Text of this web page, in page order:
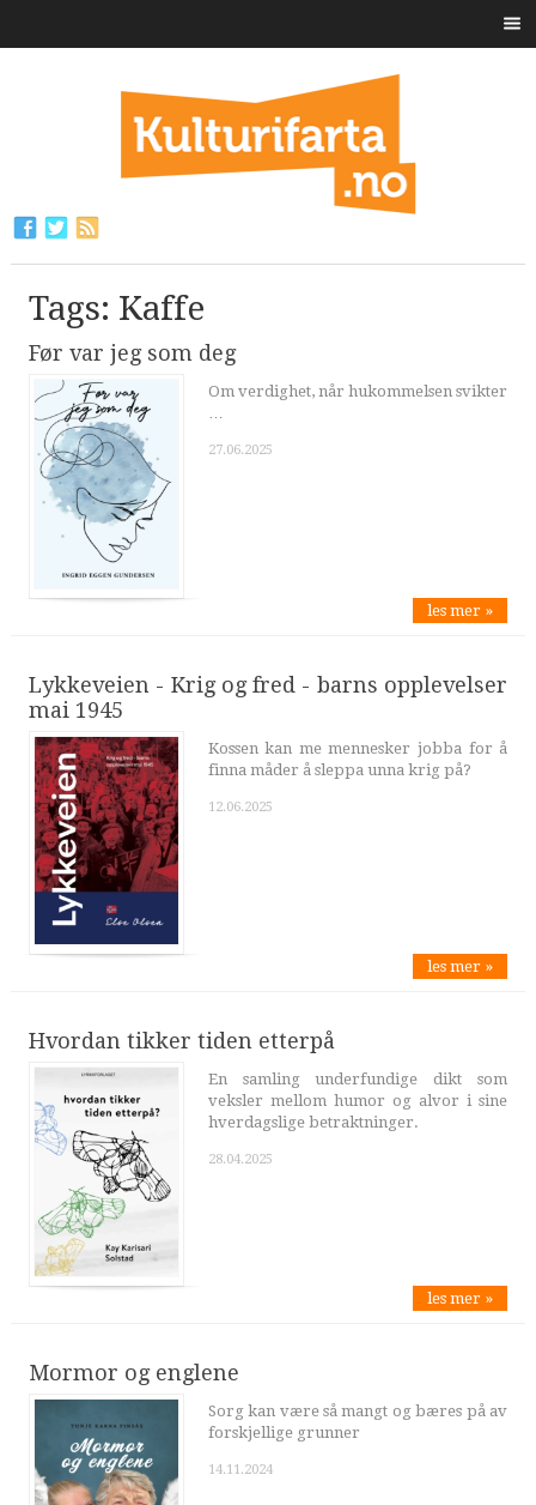
Tags: Kaffe
Før var jeg som deg
Om verdighet, når hukommelsen svikter
…
27.06.2025
les mer »
Lykkeveien - Krig og fred - barns opplevelser
mai 1945
Kossen kan me mennesker jobba for å
finna måder å sleppa unna krig på?
12.06.2025
les mer »
Hvordan tikker tiden etterpå
En samling underfundige dikt som
veksler mellom humor og alvor i sine
hverdagslige betraktninger.
28.04.2025
les mer »
Mormor og englene
Sorg kan være så mangt og bæres på av
forskjellige grunner
14.11.2024